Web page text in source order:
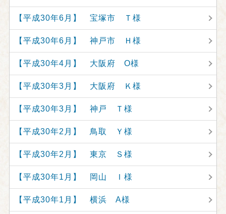
【平成30年6月】 宝塚市 Ｔ様
【平成30年6月】 神戸市 Ｈ様
【平成30年4月】 大阪府 O様
【平成30年3月】 大阪府 Ｋ様
【平成30年3月】 神戸 Ｔ様
【平成30年2月】 鳥取 Ｙ様
【平成30年2月】 東京 Ｓ様
【平成30年1月】 岡山 Ｉ様
【平成30年1月】 横浜 A様